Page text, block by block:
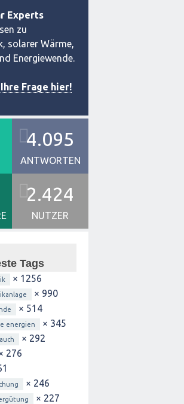
Experts
zu
solarer Wärme,
Energiewende.
Frage hier!
4.095
ANTWORTEN
2.424
NUTZER
Tags
× 1256
× 990
× 514
energien × 345
× 292
276
× 246
× 227